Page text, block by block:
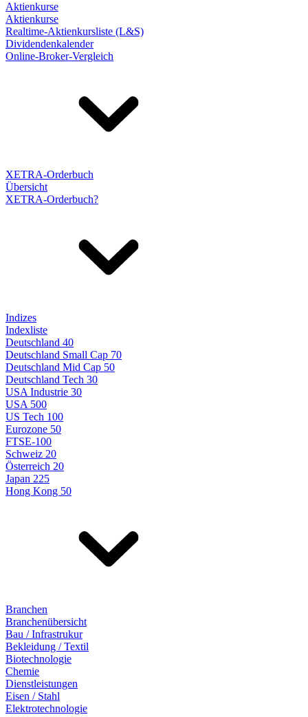
Aktienkurse
Aktienkurse
Realtime-Aktienkursliste (L&S)
Dividendenkalender
Online-Broker-Vergleich
XETRA-Orderbuch
Übersicht
XETRA-Orderbuch?
Indizes
Indexliste
Deutschland 40
Deutschland Small Cap 70
Deutschland Mid Cap 50
Deutschland Tech 30
USA Industrie 30
USA 500
US Tech 100
Eurozone 50
FTSE-100
Schweiz 20
Österreich 20
Japan 225
Hong Kong 50
Branchen
Branchenübersicht
Bau / Infrastrukur
Bekleidung / Textil
Biotechnologie
Chemie
Dienstleistungen
Eisen / Stahl
Elektrotechnologie